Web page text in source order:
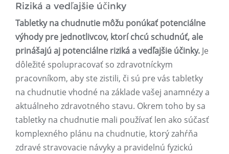
Riziká a vedľajšie účinky
Tabletky na chudnutie môžu ponúkať potenciálne
výhody pre jednotlivcov, ktorí chcú schudnúť, ale
prinášajú aj potenciálne riziká a vedľajšie účinky. Je
dôležité spolupracovať so zdravotníckym
pracovníkom, aby ste zistili, či sú pre vás tabletky
na chudnutie vhodné na základe vašej anamnézy a
aktuálneho zdravotného stavu. Okrem toho by sa
tabletky na chudnutie mali používať len ako súčasť
komplexného plánu na chudnutie, ktorý zahŕňa
zdravé stravovacie návyky a pravidelnú fyzickú